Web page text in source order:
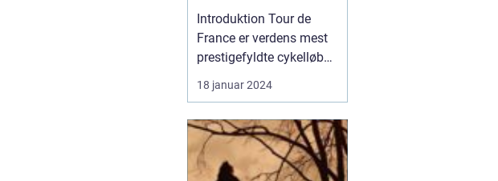
Gennemgang af Den
Mest Prestigefyldte
Cykelløbsrute i
Verden
Introduktion Tour de
France er verdens mest
prestigefyldte cykelløb
og tiltrækker hvert år
millioner af seere og
verden. Et af de mest
interessante aspekter
ved løbet er selvfølgelig
18 januar 2024